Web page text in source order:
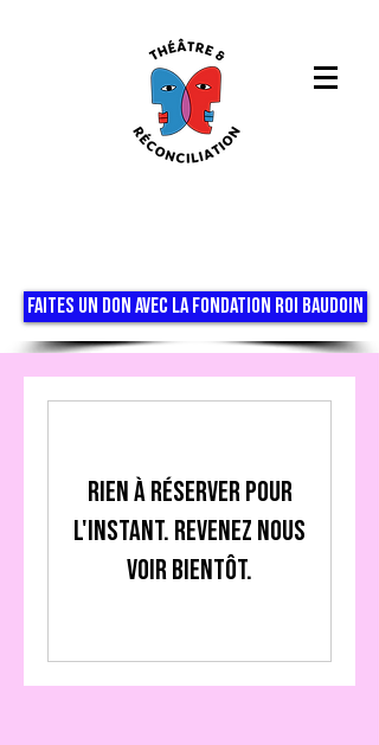
FAITES UN DON AVEC LA FONDATION ROI BAUDOIN
Rien à réserver pour
l'instant. Revenez nous
voir bientôt.